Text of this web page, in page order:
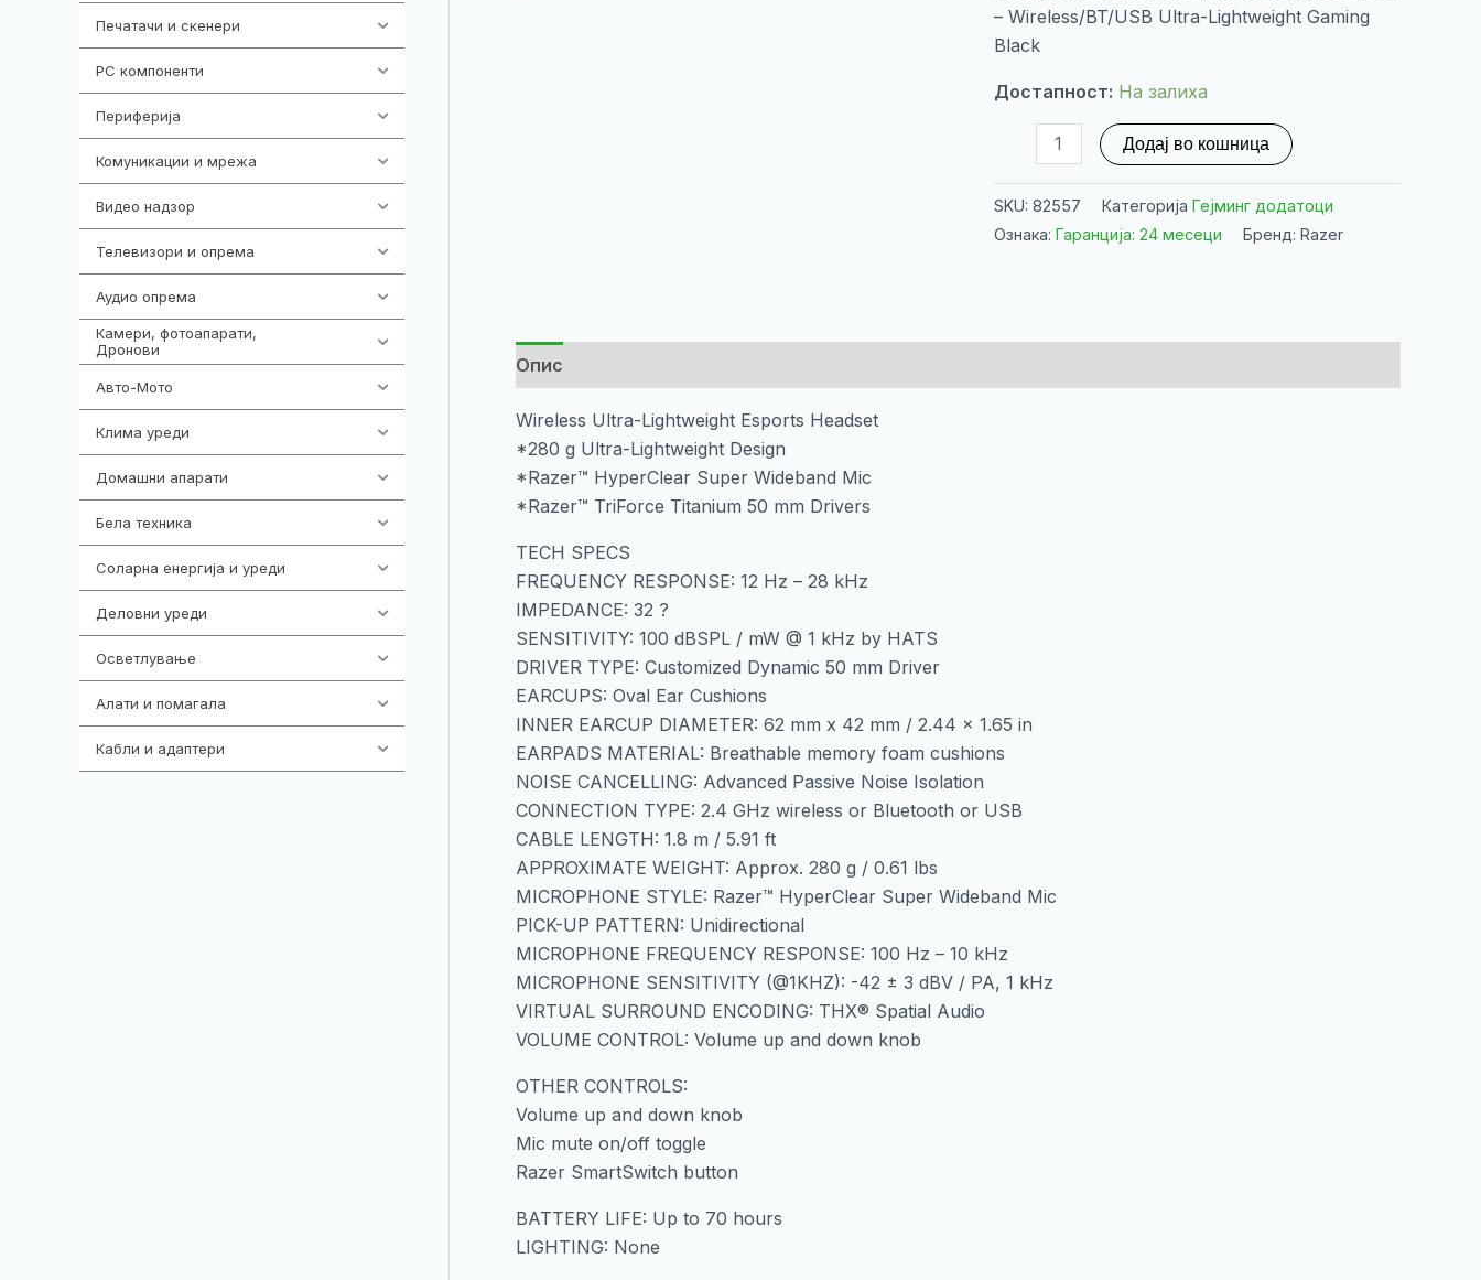
Печатачи и скенери
PC компоненти
Периферија
Комуникации и мрежа
Видео надзор
Телевизори и опрема
Аудио опрема
Камери, фотоапарати,
Дронови
Авто-Мото
Клима уреди
Домашни апарати
Бела техника
Соларна енергија и уреди
Деловни уреди
Осветлување
Алати и помагала
Кабли и адаптери
– Wireless/BT/USB Ultra-Lightweight Gaming
Black
Достапност: На залиха
Headphones
Razer
HyperSpeed
Ultra-
Gaming
Додај во кошница
SKU: 82557 Категорија Гејминг додатоци
Ознака: Гаранција: 24 месеци Бренд: Razer
Опис
Wireless Ultra-Lightweight Esports Headset
*280 g Ultra-Lightweight Design
*Razer™ HyperClear Super Wideband Mic
*Razer™ TriForce Titanium 50 mm Drivers
TECH SPECS
FREQUENCY RESPONSE: 12 Hz – 28 kHz
IMPEDANCE: 32 ?
SENSITIVITY: 100 dBSPL / mW @ 1 kHz by HATS
DRIVER TYPE: Customized Dynamic 50 mm Driver
EARCUPS: Oval Ear Cushions
INNER EARCUP DIAMETER: 62 mm x 42 mm / 2.44 x 1.65 in
EARPADS MATERIAL: Breathable memory foam cushions
NOISE CANCELLING: Advanced Passive Noise Isolation
CONNECTION TYPE: 2.4 GHz wireless or Bluetooth or USB
CABLE LENGTH: 1.8 m / 5.91 ft
APPROXIMATE WEIGHT: Approx. 280 g / 0.61 lbs
MICROPHONE STYLE: Razer™ HyperClear Super Wideband Mic
PICK-UP PATTERN: Unidirectional
MICROPHONE FREQUENCY RESPONSE: 100 Hz – 10 kHz
MICROPHONE SENSITIVITY (@1KHZ): -42 ± 3 dBV / PA, 1 kHz
VIRTUAL SURROUND ENCODING: THX® Spatial Audio
VOLUME CONTROL: Volume up and down knob
OTHER CONTROLS:
Volume up and down knob
Mic mute on/off toggle
Razer SmartSwitch button
BATTERY LIFE: Up to 70 hours
LIGHTING: None